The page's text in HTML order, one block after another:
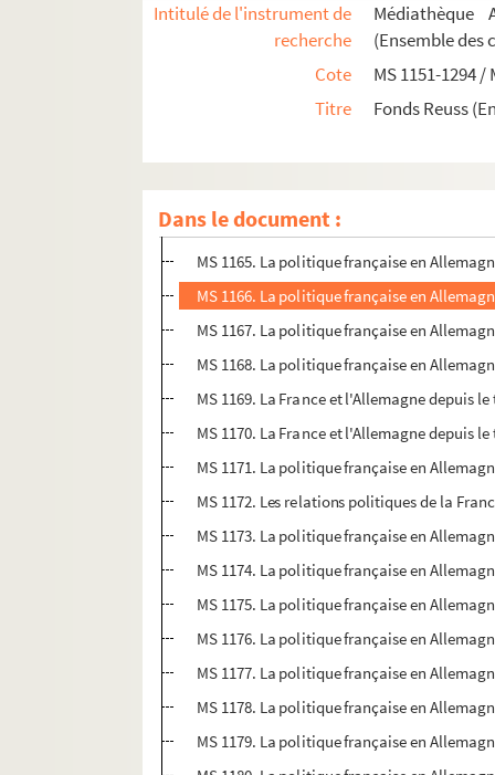
Intitulé de l'instrument de
recherche
Médiathèque
(Ensemble des
Cote
MS 1151-1294 /
Titre
Fonds Reuss
Dans le document :
MS 1158. La politique française en
MS 1159. La politique française en
MS 1160. La politique française en
MS 1161. La politique française en
MS 1162. La politique française en
MS 1163. La politique française en
MS 1664. La politique française en
MS 1165. La politique française en
MS 1166. La politique française en
MS 1167. La politique française en
MS 1168. La politique française en
MS 1169. La France et l'Allemagne depuis
MS 1170. La France et l'Allemagne depuis
MS 1171. La politique française en
MS 1172. Les relations politiques de la
MS 1173. La politique française en
MS 1174. La politique française en
MS 1175. La politique française en
MS 1176. La politique française en
MS 1177. La politique française en
MS 1178. La politique française en
MS 1179. La politique française en